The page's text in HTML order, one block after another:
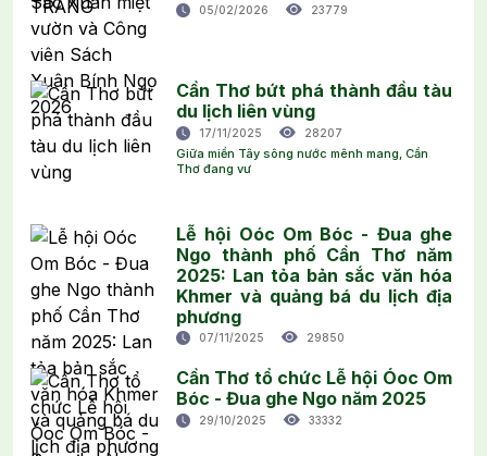
05/02/2026 23779
Cần Thơ bứt phá thành đầu tàu
du lịch liên vùng
17/11/2025 28207
Giữa miền Tây sông nước mênh mang, Cần
Thơ đang vư
Lễ hội Oóc Om Bóc - Đua ghe
Ngo thành phố Cần Thơ năm
2025: Lan tỏa bản sắc văn hóa
Khmer và quảng bá du lịch địa
phương
07/11/2025 29850
Cần Thơ tổ chức Lễ hội Óoc Om
Bóc - Đua ghe Ngo năm 2025
29/10/2025 33332